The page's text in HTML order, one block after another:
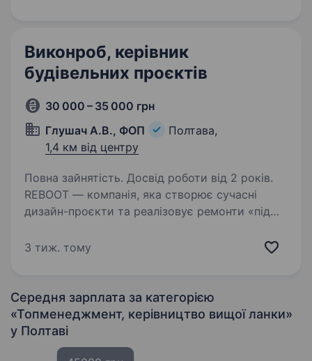
Виконроб, керівник
будівельних проєктів
30 000 – 35 000 грн
Глушач А.В., ФОП
Полтава,
1,4 км від центру
Повна зайнятість. Досвід роботи від 2 років.
REBOOT — компанія, яка створює сучасні
дизайн-проєкти та реалізовує ремонти «під
системні процеси та цінуємо якість,
3 тиж. тому
Середня зарплата за категорією
«Топменеджмент, керівництво вищої ланки»
у Полтаві